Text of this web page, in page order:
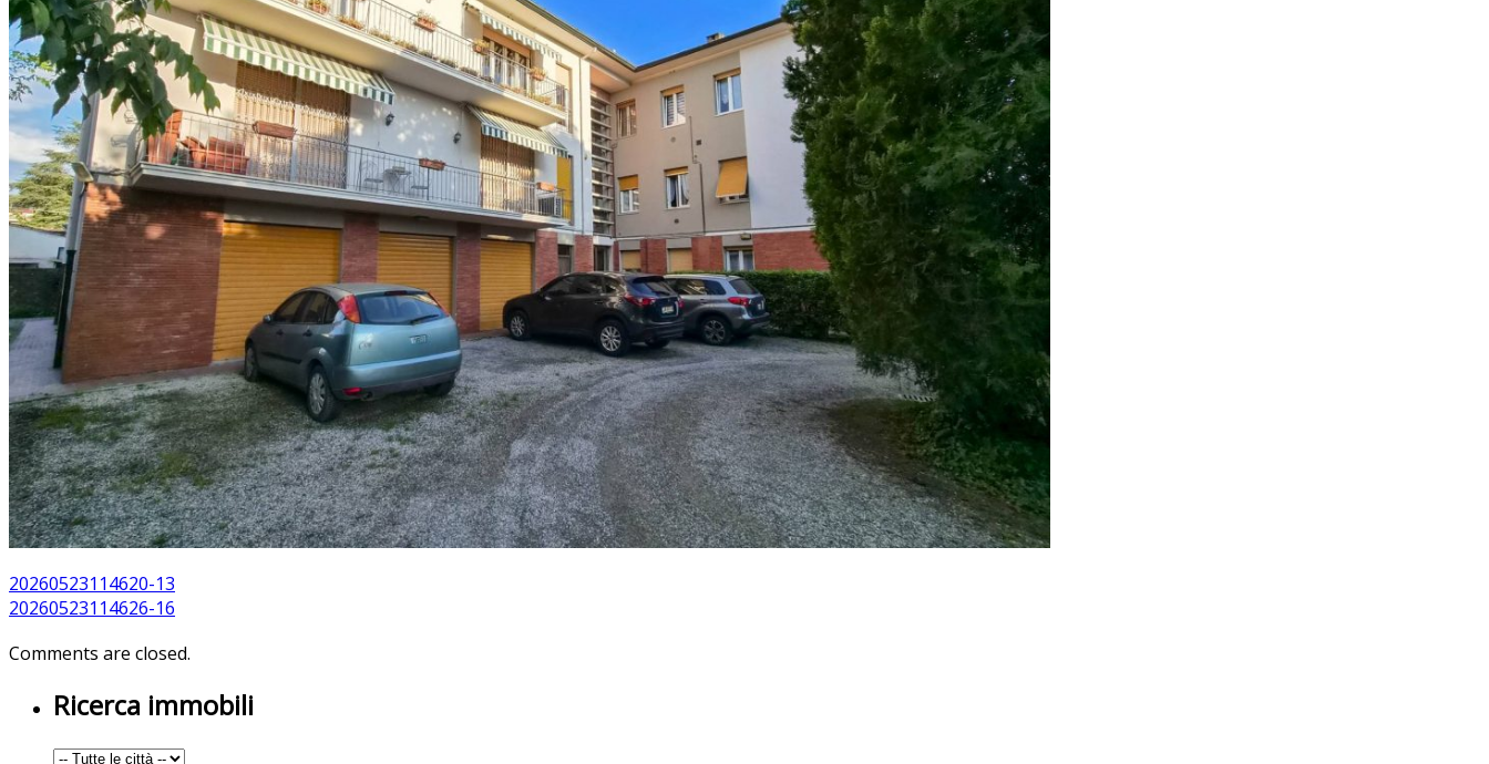
20260523114620-13
20260523114626-16
Comments are closed.
Ricerca immobili